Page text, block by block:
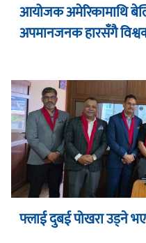
आयोजक अमेरिकामाथि
अपमानजनक हारसँगै
फ्लाई दुबई पोखरा उड्ने